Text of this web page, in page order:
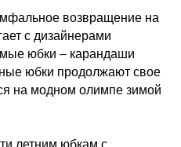
возвращение на
с дизайнерами
юбки – карандаши
юбки продолжают свое
на модном олимпе зимой